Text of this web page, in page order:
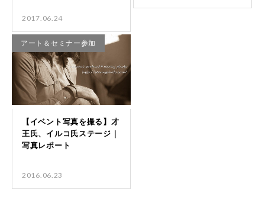
2017.06.24
アート＆セミナー参加
2016.06.23